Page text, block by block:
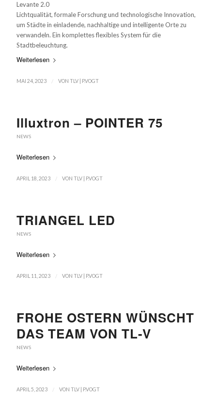
Levante 2.0
Lichtqualität, formale Forschung und technologische Innovation,
um Städte in einladende, nachhaltige und intelligente Orte zu
verwandeln. Ein komplettes flexibles System für die
Stadtbeleuchtung.
Weiterlesen
MAI 24, 2023 / VON TLV | P.VOGT
Illuxtron – POINTER 75
NEWS
Weiterlesen
APRIL 18, 2023 / VON TLV | P.VOGT
TRIANGEL LED
NEWS
Weiterlesen
APRIL 11, 2023 / VON TLV | P.VOGT
FROHE OSTERN WÜNSCHT
DAS TEAM VON TL-V
NEWS
Weiterlesen
APRIL 5, 2023 / VON TLV | P.VOGT